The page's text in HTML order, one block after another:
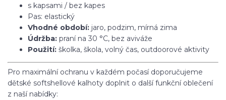
s kapsami / bez kapes
Pas: elastický
Vhodné období: jaro, podzim, mírná zima
Údržba: praní na 30 °C, bez aviváže
Použití: školka, škola, volný čas, outdoorové aktivity
Pro maximální ochranu v každém počasí doporučujeme
dětské softshellové kalhoty doplnit o další funkční oblečení
z naší nabídky: